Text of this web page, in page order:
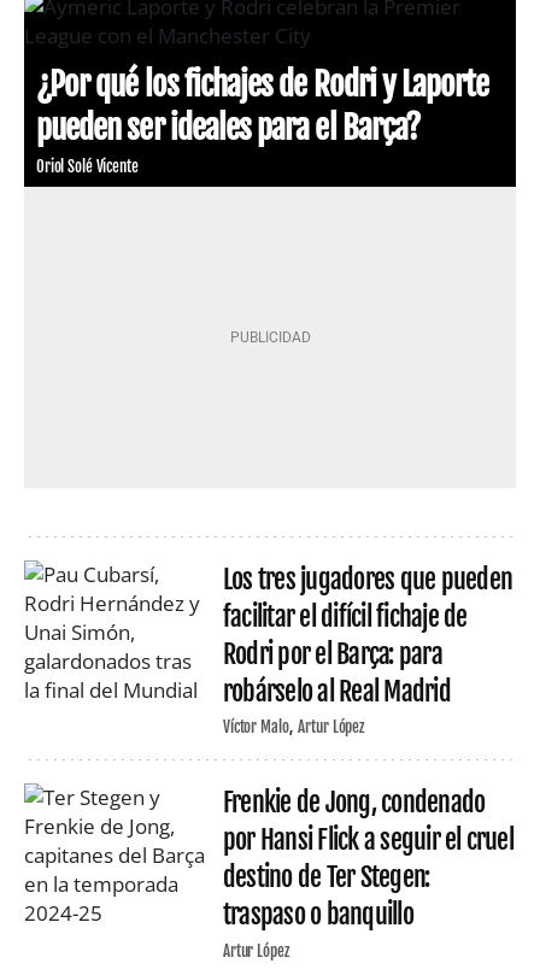
¿Por qué los fichajes de Rodri y Laporte
pueden ser ideales para el Barça?
Oriol Solé Vicente
Los tres jugadores que pueden
facilitar el difícil fichaje de
Rodri por el Barça: para
robárselo al Real Madrid
Víctor Malo Artur López
Frenkie de Jong, condenado
por Hansi Flick a seguir el cruel
destino de Ter Stegen:
traspaso o banquillo
Artur López